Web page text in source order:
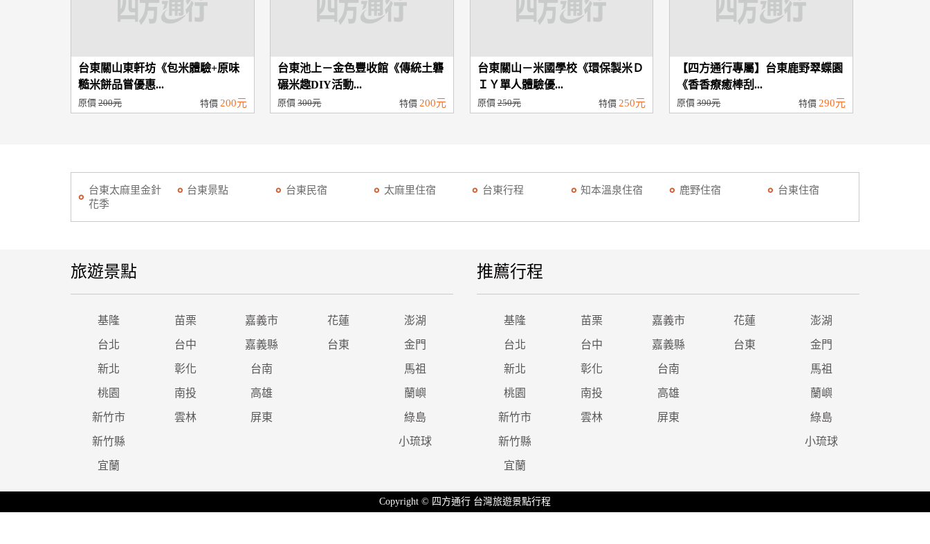
台東關山東軒坊《包米體驗+原味
糙米餅品嘗優惠...
原價 200元 特價 200元
台東池上－金色豐收館《傳統土礱
碾米趣DIY活動...
原價300元 特價200元
台東關山－米國學校《環保製米Ｄ
ＩＹ單人體驗優...
原價250元 特價250元
【四方通行專屬】台東鹿野翠蝶園
《香香療癒棒刮...
原價390元 特價 290元
台東太麻里金針
花季
台東景點 台東民宿 太麻里住宿 台東行程 知本溫泉住宿 鹿野住宿 台東住宿
旅遊景點
基隆 苗栗 嘉義市 花蓮 澎湖
台北 台中 嘉義縣 台東 金門
新北 彰化 台南 馬祖
桃園 南投 高雄 蘭嶼
新竹市 雲林 屏東 綠島
新竹縣 小琉球
宜蘭
推薦行程
基隆 苗栗 嘉義市 花蓮 澎湖
台北 台中 嘉義縣 台東 金門
新北 彰化 台南 馬祖
桃園 南投 高雄 蘭嶼
新竹市 雲林 屏東 綠島
新竹縣 小琉球
宜蘭
Copyright © 四方通行 台灣旅遊景點行程